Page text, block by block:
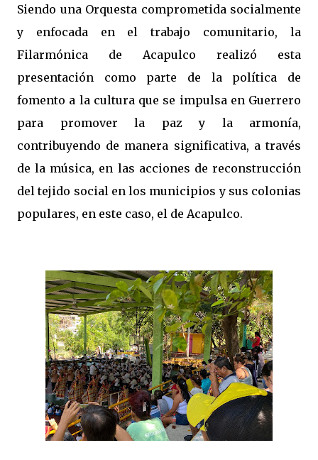
Siendo una Orquesta comprometida socialmente
y enfocada en el trabajo comunitario, la
Filarmónica de Acapulco realizó esta
presentación como parte de la política de
fomento a la cultura que se impulsa en Guerrero
para promover la paz y la armonía,
contribuyendo de manera significativa, a través
de la música, en las acciones de reconstrucción
del tejido social en los municipios y sus colonias
populares, en este caso, el de Acapulco.